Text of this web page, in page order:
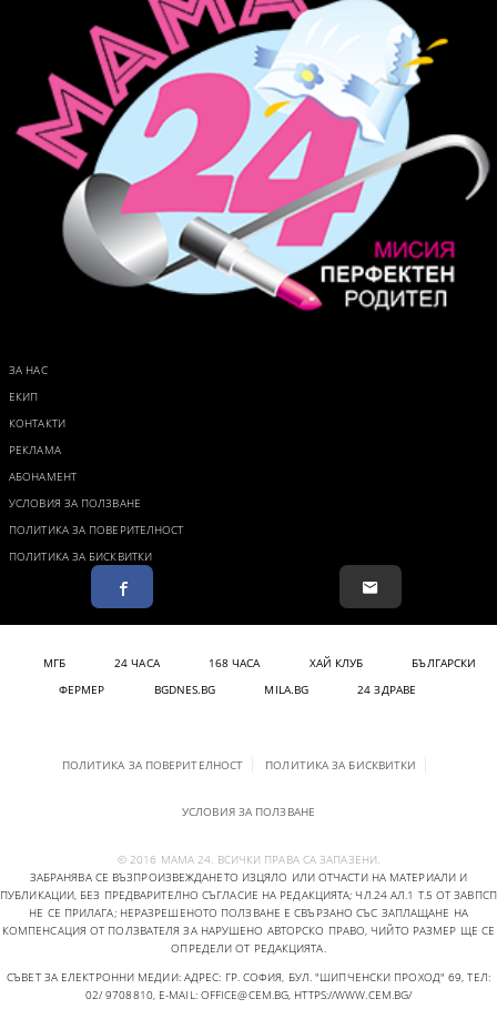
ЗА НАС
ЕКИП
КОНТАКТИ
РЕКЛАМА
АБОНАМЕНТ
УСЛОВИЯ ЗА ПОЛЗВАНЕ
ПОЛИТИКА ЗА ПОВЕРИТЕЛНОСТ
ПОЛИТИКА ЗА БИСКВИТКИ
МГБ 24 ЧАСА 168 ЧАСА ХАЙ КЛУБ
БЪЛГАРСКИ
ФЕРМЕР
BGDNES.BG MILA.BG 24 ЗДРАВЕ
ПОЛИТИКА ЗА ПОВЕРИТЕЛНОСТ ПОЛИТИКА ЗА БИСКВИТКИ
УСЛОВИЯ ЗА ПОЛЗВАНЕ
© 2016 МАМА 24. ВСИЧКИ ПРАВА СА ЗАПАЗЕНИ.
ЗАБРАНЯВА СЕ ВЪЗПРОИЗВЕЖДАНЕТО ИЗЦЯЛО ИЛИ ОТЧАСТИ НА МАТЕРИАЛИ И
ПУБЛИКАЦИИ, БЕЗ ПРЕДВАРИТЕЛНО СЪГЛАСИЕ НА РЕДАКЦИЯТА; ЧЛ.24 АЛ.1 Т.5 ОТ ЗАВПСП
НЕ СЕ ПРИЛАГА; НЕРАЗРЕШЕНОТО ПОЛЗВАНЕ Е СВЪРЗАНО СЪС ЗАПЛАЩАНЕ НА
КОМПЕНСАЦИЯ ОТ ПОЛЗВАТЕЛЯ ЗА НАРУШЕНО АВТОРСКО ПРАВО, ЧИЙТО РАЗМЕР ЩЕ СЕ
ОПРЕДЕЛИ ОТ РЕДАКЦИЯТА.
СЪВЕТ ЗА ЕЛЕКТРОННИ МЕДИИ: АДРЕС: ГР. СОФИЯ, БУЛ. "ШИПЧЕНСКИ ПРОХОД" 69, ТЕЛ:
02/ 9708810, E-MAIL: OFFICE@CEM.BG HTTPS://WWW.CEM.BG/